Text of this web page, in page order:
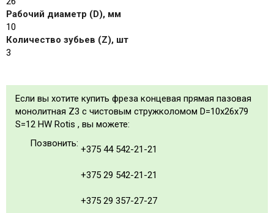
Рабочий диаметр (D), мм
10
Количество зубьев (Z), шт
3
Если вы хотите купить фреза концевая прямая пазовая
монолитная Z3 с чистовым стружколомом D=10x26x79
S=12 HW Rotis , вы можете:
Позвонить:
+375 44 542-21-21
+375 29 542-21-21
+375 29 357-27-27